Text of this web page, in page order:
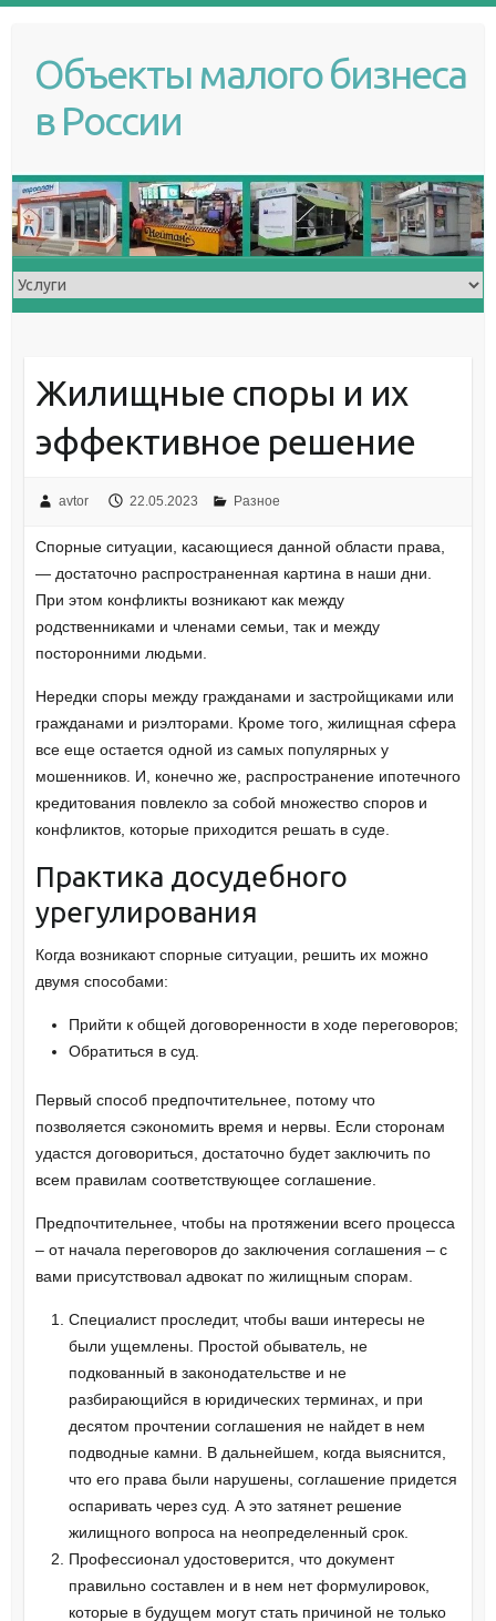
Объекты малого бизнеса
в России
Жилищные споры и их
эффективное решение
avtor 22.05.2023 Разное
Спорные ситуации, касающиеся данной области права,
— достаточно распространенная картина в наши дни.
При этом конфликты возникают как между
родственниками и членами семьи, так и между
посторонними людьми.
Нередки споры между гражданами и застройщиками или
гражданами и риэлторами. Кроме того, жилищная сфера
все еще остается одной из самых популярных у
мошенников. И, конечно же, распространение ипотечного
кредитования повлекло за собой множество споров и
конфликтов, которые приходится решать в суде.
Практика досудебного
урегулирования
Когда возникают спорные ситуации, решить их можно
двумя способами:
Прийти к общей договоренности в ходе переговоров;
Обратиться в суд.
Первый способ предпочтительнее, потому что
позволяется сэкономить время и нервы. Если сторонам
удастся договориться, достаточно будет заключить по
всем правилам соответствующее соглашение.
Предпочтительнее, чтобы на протяжении всего процесса
– от начала переговоров до заключения соглашения – с
вами присутствовал адвокат по жилищным спорам.
Специалист проследит, чтобы ваши интересы не
были ущемлены. Простой обыватель, не
подкованный в законодательстве и не
разбирающийся в юридических терминах, и при
десятом прочтении соглашения не найдет в нем
подводные камни. В дальнейшем, когда выяснится,
что его права были нарушены, соглашение придется
оспаривать через суд. А это затянет решение
жилищного вопроса на неопределенный срок.
Профессионал удостоверится, что документ
правильно составлен и в нем нет формулировок,
которые в будущем могут стать причиной не только